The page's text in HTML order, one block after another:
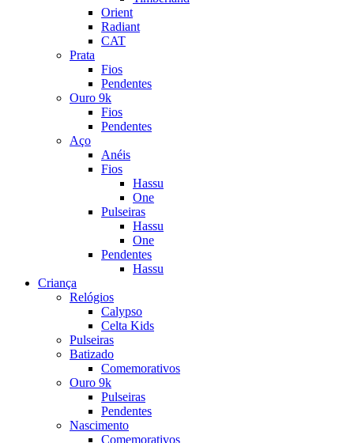
Orient
Radiant
CAT
Prata
Fios
Pendentes
Ouro 9k
Fios
Pendentes
Aço
Anéis
Fios
Hassu
One
Pulseiras
Hassu
One
Pendentes
Hassu
Criança
Relógios
Calypso
Celta Kids
Pulseiras
Batizado
Comemorativos
Ouro 9k
Pulseiras
Pendentes
Nascimento
Comemorativos